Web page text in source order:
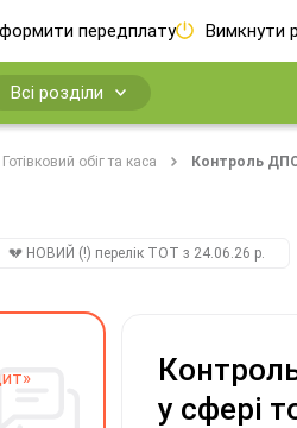
передплату Вимкнути
Всі розділи
Готівковий обіг та каса Контроль ДПС
💔 НОВИЙ (!) перелік ТОТ з 24.06.26 р.
у сфері